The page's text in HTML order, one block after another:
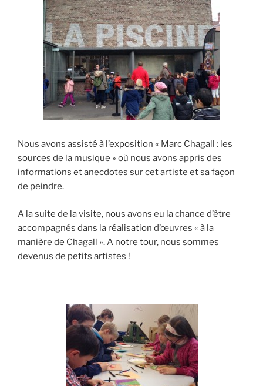
Nous avons assisté à l’exposition « Marc Chagall : les
sources de la musique » où nous avons appris des
informations et anecdotes sur cet artiste et sa façon
de peindre.
A la suite de la visite, nous avons eu la chance d’être
accompagnés dans la réalisation d’œuvres « à la
manière de Chagall ». A notre tour, nous sommes
devenus de petits artistes !